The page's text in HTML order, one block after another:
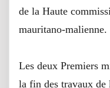
de la Haute
mauritano-malienne.
Les deux Premiers
la fin des travaux de